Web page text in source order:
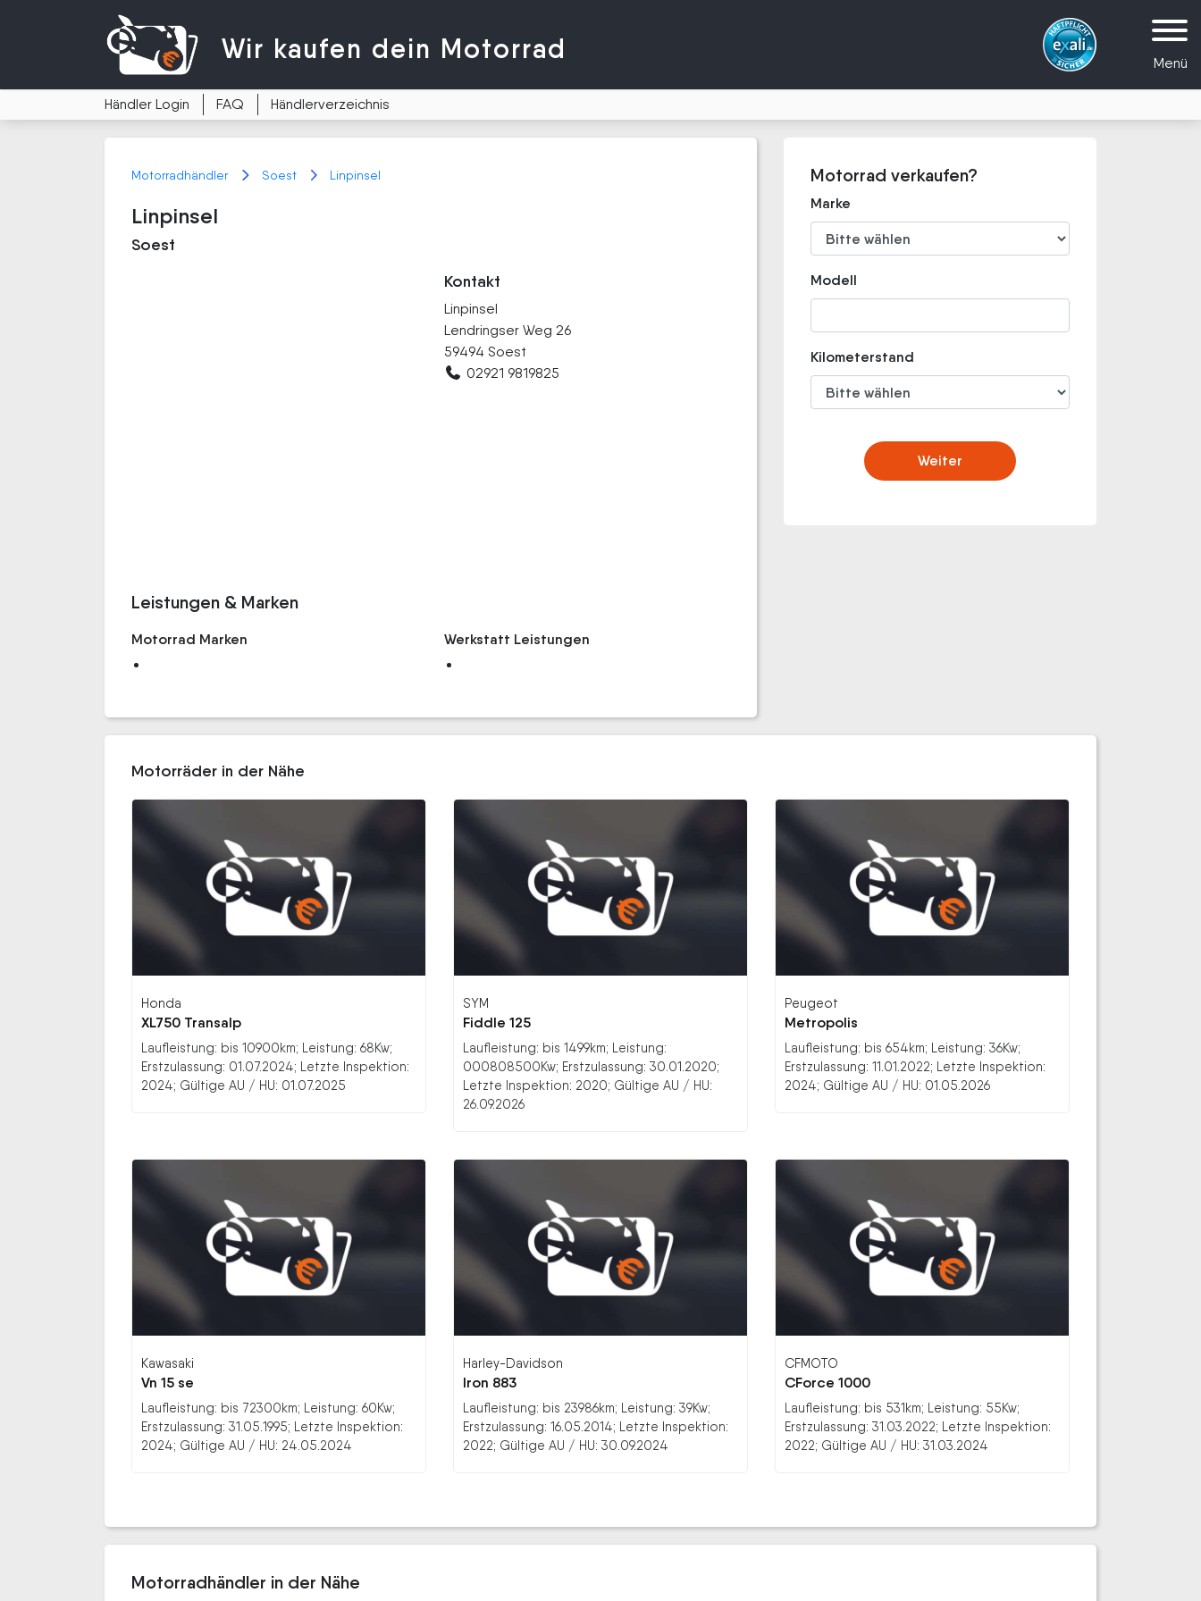
Menü
Wir kaufen dein Motorrad
Händler Login FAQ Händlerverzeichnis
Motorradhändler Soest Linpinsel
Linpinsel
Soest
Kontakt
Linpinsel
Lendringser Weg 26
59494 Soest
02921 9819825
Leistungen & Marken
Motorrad Marken Werkstatt Leistungen
Motorrad verkaufen?
Marke
Modell
Kilometerstand
Weiter
Motorräder in der Nähe
Honda
XL750 Transalp
Laufleistung: bis 10900km; Leistung: 68Kw;
Erstzulassung: 01.07.2024; Letzte Inspektion:
2024; Gültige AU / HU: 01.07.2025
SYM
Fiddle 125
Laufleistung: bis 1499km; Leistung:
000808500Kw; Erstzulassung: 30.01.2020;
Letzte Inspektion: 2020; Gültige AU / HU:
26.09.2026
Peugeot
Metropolis
Laufleistung: bis 654km; Leistung: 36Kw;
Erstzulassung: 11.01.2022; Letzte Inspektion:
2024; Gültige AU / HU: 01.05.2026
Kawasaki
Vn 15 se
Laufleistung: bis 72300km; Leistung: 60Kw;
Erstzulassung: 31.05.1995; Letzte Inspektion:
2024; Gültige AU / HU: 24.05.2024
Harley-Davidson
Iron 883
Laufleistung: bis 23986km; Leistung: 39Kw;
Erstzulassung: 16.05.2014; Letzte Inspektion:
2022; Gültige AU / HU: 30.09.2024
CFMOTO
CForce 1000
Laufleistung: bis 531km; Leistung: 55Kw;
Erstzulassung: 31.03.2022; Letzte Inspektion:
2022; Gültige AU / HU: 31.03.2024
Motorradhändler in der Nähe